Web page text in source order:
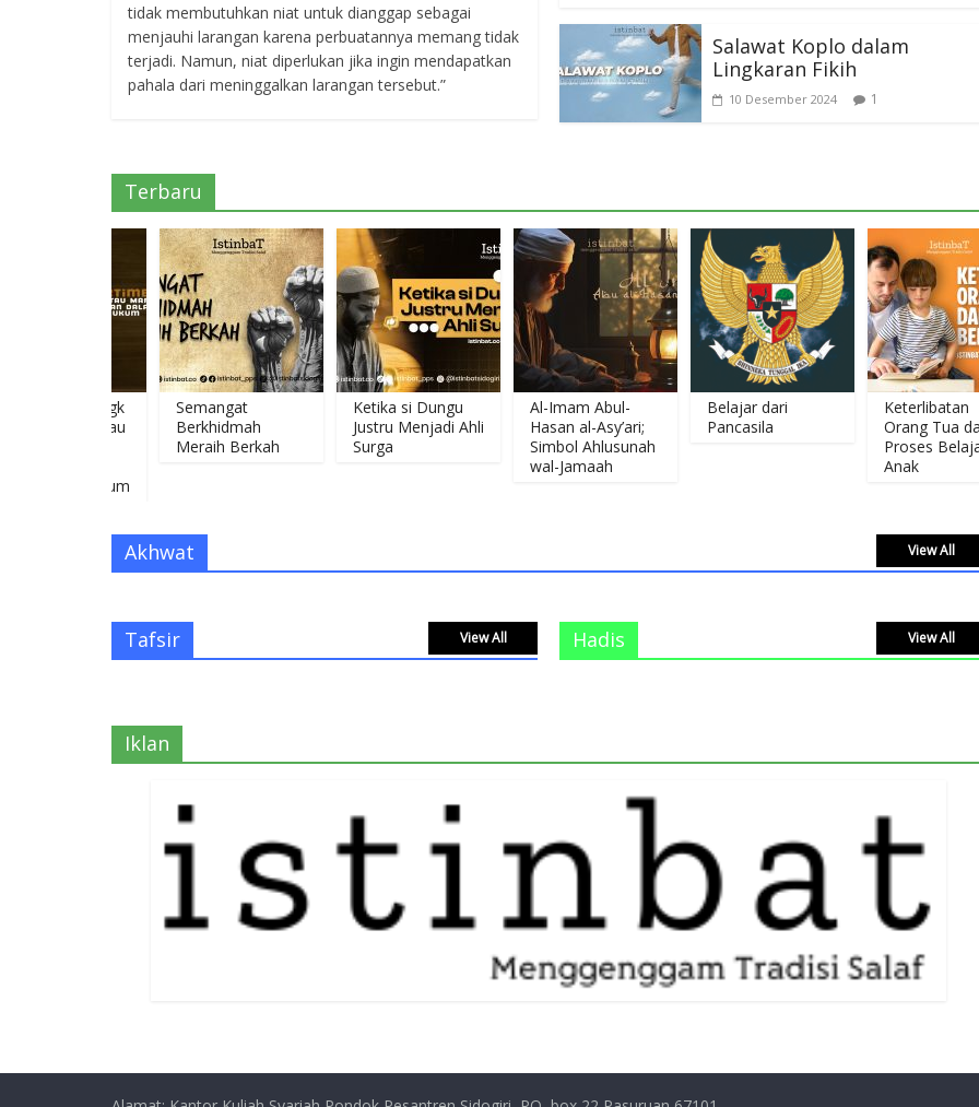
tidak membutuhkan niat untuk dianggap sebagai
menjauhi larangan karena perbuatannya memang tidak
terjadi. Namun, niat diperlukan jika ingin mendapatkan
pahala dari meninggalkan larangan tersebut.”
Salawat Koplo dalam
Lingkaran Fikih
10 Desember 2024 1
Terbaru
Semangat
Berkhidmah
Meraih Berkah
Ketika si Dungu
Justru Menjadi Ahli
Surga
Al-Imam Abul-
Hasan al-Asy’ari;
Simbol Ahlusunah
wal-Jamaah
Belajar dari
Pancasila
Keterlibatan
Orang Tua dalam
Proses Belajar
Akhwat View All
Tafsir View All Hadis View All
Iklan